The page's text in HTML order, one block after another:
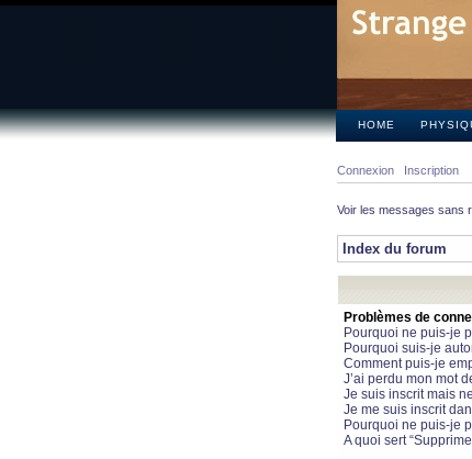
HOME
Connexion Inscription
Voir les messages sans
Index du forum
Problèmes de
Pourquoi ne puis-je
Pourquoi suis-je
Comment puis-je
J’ai perdu mon mot
Je suis inscrit mais
Je me suis inscrit
Pourquoi ne puis-je
A quoi sert